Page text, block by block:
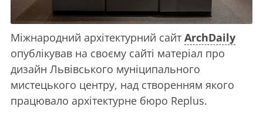
Міжнародний архітектурний сайт ArchDaily
опублікував на своєму сайті матеріал про
дизайн Львівського муніципального
мистецького центру, над створенням якого
працювало архітектурне бюро Replus.